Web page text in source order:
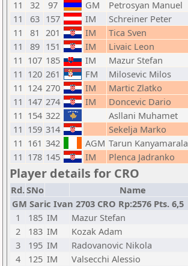
11
32 97 GM Petrosyan Manuel
11
63 157 IM Schreiner Peter
11
81 201 IM Tica Sven
11
89 151 IM Livaic Leon
11 107 185 IM Mazur Stefan
11 120 261 FM Milosevic Milos
11 124 270 IM Martic Zlatko
11 147 274 IM Doncevic Dario
11 154 322 Asllani Muhamet
11 159 314 Sekelja Marko
11 161 342 AGM Tarun Kanyamarala
11 178 145 IM Plenca Jadranko
Player details for CRO
Rd.SNo Name
GM Saric Ivan 2703 CRO Rp:2576 Pts. 6,5
1
185 IM Mazur Stefan
2
183 IM Kozak Adam
3
195 IM Radovanovic Nikola
4
125 IM Valsecchi Alessio